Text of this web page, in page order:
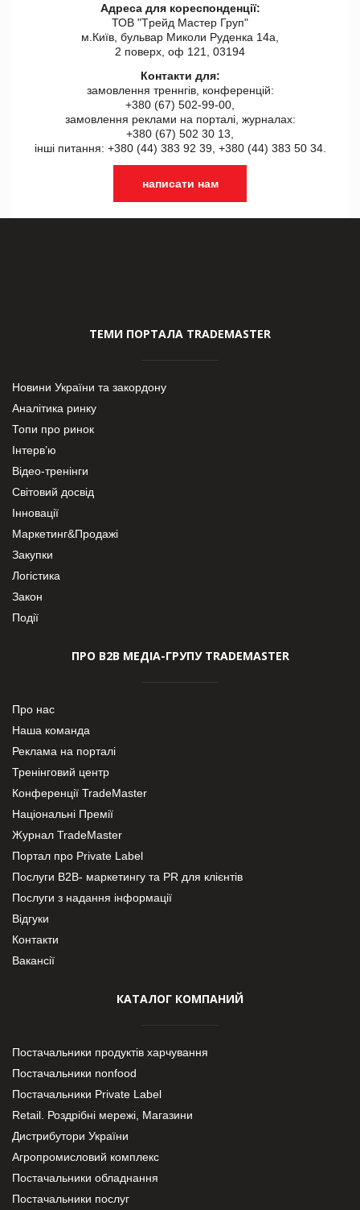
Адреса для кореспонденції:
ТОВ "Tрейд Мастер Груп"
м.Київ, бульвар Миколи Руденка 14а,
2 поверх, оф 121, 03194
Контакти для:
замовлення треннгів, конференцій:
+380 (67) 502-99-00,
замовлення реклами на порталі, журналах:
+380 (67) 502 30 13,
інші питання: +380 (44) 383 92 39, +380 (44) 383 50 34.
написати нам
ТЕМИ ПОРТАЛА TRADEMASTER
Новини України та закордону
Аналітика ринку
Топи про ринок
Інтерв’ю
Відео-тренінги
Світовий досвід
Інновації
Маркетинг&Продажі
Закупки
Логістика
Закон
Події
ПРО В2В МЕДІА-ГРУПУ TRADEMASTER
Про нас
Наша команда
Реклама на порталі
Тренінговий центр
Конференції TradeMaster
Національні Премії
Журнал TradeMaster
Портал про Private Label
Послуги В2В- маркетингу та PR для клієнтів
Послуги з надання інформації
Відгуки
Контакти
Вакансії
КАТАЛОГ КОМПАНИЙ
Постачальники продуктів харчування
Постачальники nonfood
Постачальники Private Label
Retail. Роздрібні мережі, Магазини
Дистрибутори України
Агропромисловий комплекс
Постачальники обладнання
Постачальники послуг